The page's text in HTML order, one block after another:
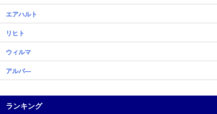
エアハルト
リヒト
ウィルマ
アルバ―
ランキング